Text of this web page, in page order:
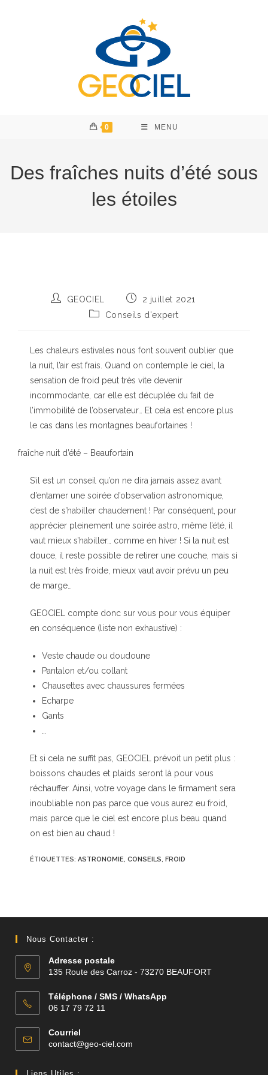
0 MENU
Des fraîches nuits d’été sous
les étoiles
Auteur/autrice
GEOCIEL
Publication
2 juillet 2021
PostConseils d'expert
Les chaleurs estivales nous font souvent oublier que
la nuit, l’air est frais. Quand on contemple le ciel, la
sensation de froid peut très vite devenir
incommodante, car elle est décuplée du fait de
l’immobilité de l’observateur… Et cela est encore plus
le cas dans les montagnes beaufortaines !
fraîche nuit d’été – Beaufortain
S’il est un conseil qu’on ne dira jamais assez avant
d’entamer une soirée d’observation astronomique,
c’est de s’habiller chaudement ! Par conséquent, pour
apprécier pleinement une soirée astro, même l’été, il
vaut mieux s’habiller… comme en hiver ! Si la nuit est
douce, il reste possible de retirer une couche, mais si
la nuit est très froide, mieux vaut avoir prévu un peu
de marge…
GEOCIEL compte donc sur vous pour vous équiper
en conséquence (liste non exhaustive) :
Veste chaude ou doudoune
Pantalon et/ou collant
Chausettes avec chaussures fermées
Echarpe
Gants
Et si cela ne suffit pas, GEOCIEL prévoit un petit plus :
boissons chaudes et plaids seront là pour vous
réchauffer. Ainsi, votre voyage dans le firmament sera
inoubliable non pas parce que vous aurez eu froid,
mais parce que le ciel est encore plus beau quand
on est bien au chaud !
ÉTIQUETTES: ASTRONOMIE, CONSEILS, FROID
Nous Contacter :
Adresse postale
135 Route des Carroz - 73270 BEAUFORT
Téléphone / SMS / WhatsApp
06 17 79 72 11
Courriel
contact@geo-ciel.com
Liens Utiles :